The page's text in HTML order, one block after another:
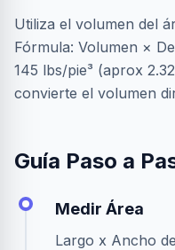
Utiliza el volumen del
Fórmula: Volumen ×
145 lbs/pie³ (aprox
convierte el volumen
Guía Paso a
Medir Área
Largo x Ancho